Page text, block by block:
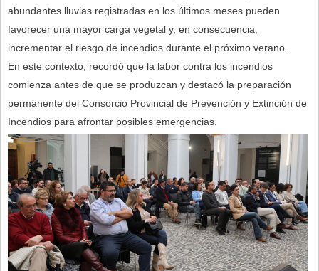
abundantes lluvias registradas en los últimos meses pueden
favorecer una mayor carga vegetal y, en consecuencia,
incrementar el riesgo de incendios durante el próximo verano.
En este contexto, recordó que la labor contra los incendios
comienza antes de que se produzcan y destacó la preparación
permanente del Consorcio Provincial de Prevención y Extinción de
Incendios para afrontar posibles emergencias.